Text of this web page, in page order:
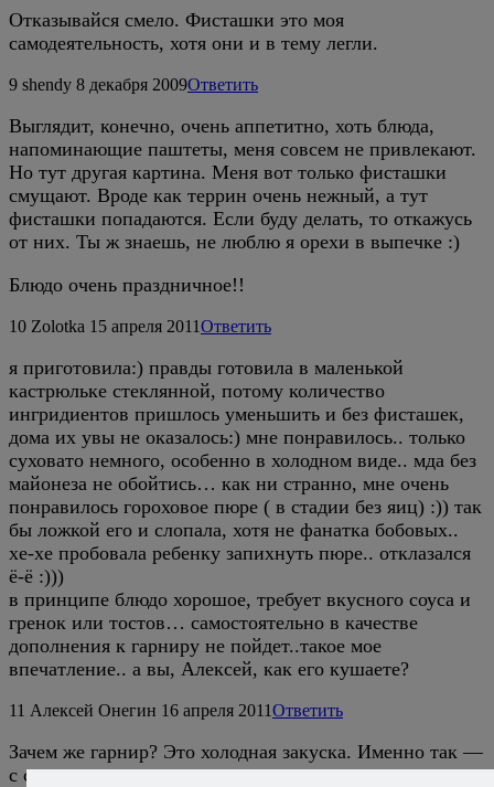
Отказывайся смело. Фисташки это моя
самодеятельность, хотя они и в тему легли.
9 shendy 8 декабря 2009Ответить
Выглядит, конечно, очень аппетитно, хоть блюда,
напоминающие паштеты, меня совсем не привлекают.
Но тут другая картина. Меня вот только фисташки
смущают. Вроде как террин очень нежный, а тут
фисташки попадаются. Если буду делать, то откажусь
от них. Ты ж знаешь, не люблю я орехи в выпечке :)
Блюдо очень праздничное!!
10 Zolotka 15 апреля 2011Ответить
я приготовила:) правды готовила в маленькой
кастрюльке стеклянной, потому количество
ингридиентов пришлось уменьшить и без фисташек,
дома их увы не оказалось:) мне понравилось.. только
суховато немного, особенно в холодном виде.. мда без
майонеза не обойтись… как ни странно, мне очень
понравилось гороховое пюре ( в стадии без яиц) :)) так
бы ложкой его и слопала, хотя не фанатка бобовых..
хе-хе пробовала ребенку запихнуть пюре.. отклазался
ё-ё :)))
в принципе блюдо хорошое, требует вкусного соуса и
гренок или тостов… самостоятельно в качестве
дополнения к гарниру не пойдет..такое мое
впечатление.. а вы, Алексей, как его кушаете?
11 Алексей Онегин 16 апреля 2011Ответить
Зачем же гарнир? Это холодная закуска. Именно так —
с соусом, гренками, вином — его и едят.